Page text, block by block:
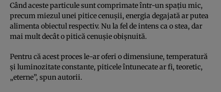
Când aceste particule sunt comprimate într-un spațiu mic,
precum miezul unei pitice cenușii, energia degajată ar putea
alimenta obiectul respectiv. Nu la fel de intens ca o stea, dar
mai mult decât o pitică cenușie obișnuită.
Pentru că acest proces le-ar oferi o dimensiune, temperatură
și luminozitate constante, piticele întunecate ar fi, teoretic,
„eterne”, spun autorii.